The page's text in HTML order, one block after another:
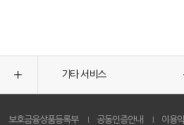
기타 서비스
보호금융상품등록부 공동인증안내 이용